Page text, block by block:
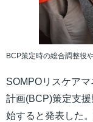
BCP策定時の総合調整役
SOMPOリスケア
計画(BCP)策定支
始すると発表した